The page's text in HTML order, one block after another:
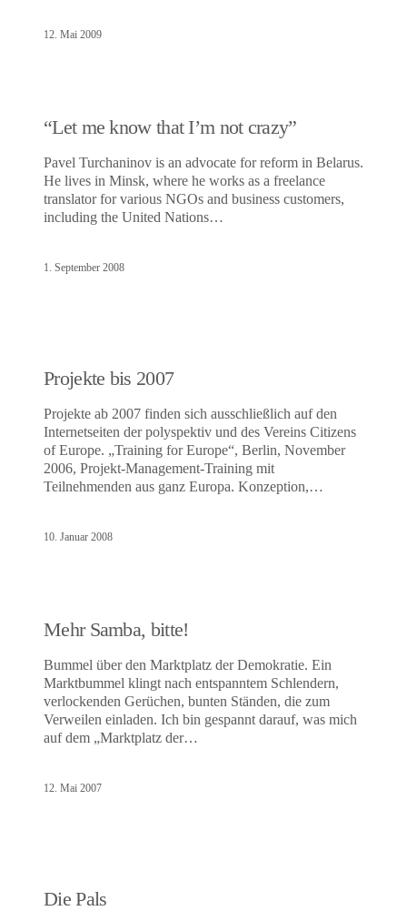
12. Mai 2009
“Let me know that I’m not crazy”
Pavel Turchaninov is an advocate for reform in Belarus.
He lives in Minsk, where he works as a freelance
translator for various NGOs and business customers,
including the United Nations…
1. September 2008
Projekte bis 2007
Projekte ab 2007 finden sich ausschließlich auf den
Internetseiten der polyspektiv und des Vereins Citizens
of Europe. „Training for Europe“, Berlin, November
2006, Projekt-Management-Training mit
Teilnehmenden aus ganz Europa. Konzeption,…
10. Januar 2008
Mehr Samba, bitte!
Bummel über den Marktplatz der Demokratie. Ein
Marktbummel klingt nach entspanntem Schlendern,
verlockenden Gerüchen, bunten Ständen, die zum
Verweilen einladen. Ich bin gespannt darauf, was mich
auf dem „Marktplatz der…
12. Mai 2007
Die Pals